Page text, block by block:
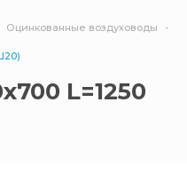
Оцинкованные воздуховоды
L=1250